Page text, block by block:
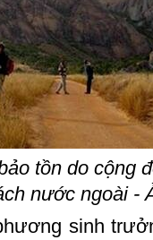
tồn do cộng
nước ngoài -
sinh